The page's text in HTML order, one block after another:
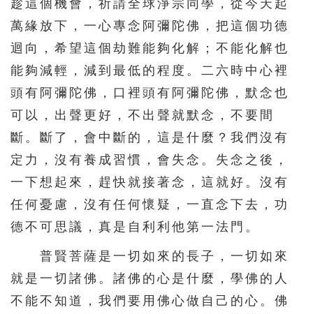
211 212 213 214 215
216 217 218 219 220
221 222 223 224 225
231 232 233 234 235
236 237 238 239 240
241 242 243 244 245
246 247 248 249 250
266 267 268 269 270
趁這個機會，祈請全球淨宗同學，從今天起
萬緣放下，一心專念阿彌陀佛，把這個功德
迴向，希望這個劫難能夠化解；不能化解也
能夠減輕，減到最低的程度。二六時中心裡
頭有阿彌陀佛，口裡頭有阿彌陀佛，默念也
可以，出聲更好，不出聲就默念，不要間
斷。斷了，會中斷的，這是什麼？我們沒有
定力，沒有養成習慣，會失念。失念之後，
一下想起來，趕快就接著念，這就好。沒有
任何憂慮，沒有任何懷疑，一直念下去，功
德不可思議，真是自利利他第一法門。
普賢菩薩是一切如來的長子，一切如來
就是一切諸佛。諸佛的心是什麼，學佛的人
不能不知道，我們要用佛心做自己的心。佛